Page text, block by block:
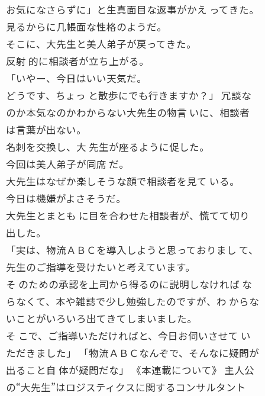
お気になさらずに」と生真面目な返事がかえ ってきた。
見るからに几帳面な性格のようだ。
そこに、大先生と美人弟子が戻ってきた。
反射 的に相談者が立ち上がる。
「いやー、今日はいい天気だ。
どうです、ちょっ と散歩にでも行きますか？」 冗談な
のか本気なのかわからない大先生の物言 いに、相談者
は言葉が出ない。
名刺を交換し、大 先生が座るように促した。
今回は美人弟子が同席 だ。
大先生はなぜか楽しそうな顔で相談者を見て いる。
今日は機嫌がよさそうだ。
大先生とまとも に目を合わせた相談者が、慌てて切り
出した。
「実は、物流ＡＢＣを導入しようと思っておりまし て、
先生のご指導を受けたいと考えています。
そ のための承認を上司から得るのに説明しなければ な
らなくて、本や雑誌で少し勉強したのですが、わ からな
いことがいろいろ出てきてしまいました。
そ こで、ご指導いただければと、今日お伺いさせて い
ただきました」 「物流ＡＢＣなんぞで、そんなに疑問が
出ること自 体が疑問だな」 《本連載について》 主人公
の“大先生”はロジスティクスに関するコンサルタント